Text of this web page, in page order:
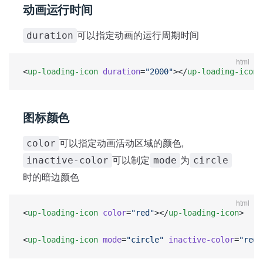
动画运行时间
duration 可以指定动画的运行周期时间
html
<up-loading-icon duration="2000"></up-loading-icon
图标颜色
color 可以指定动画活动区域的颜色,
inactive-color 可以制定 mode 为 circle
时的暗边颜色
html
<up-loading-icon color="red"></up-loading-icon>
<up-loading-icon mode="circle" inactive-color="red"